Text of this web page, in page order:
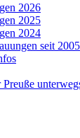
2026
2025
2024
seit 2005